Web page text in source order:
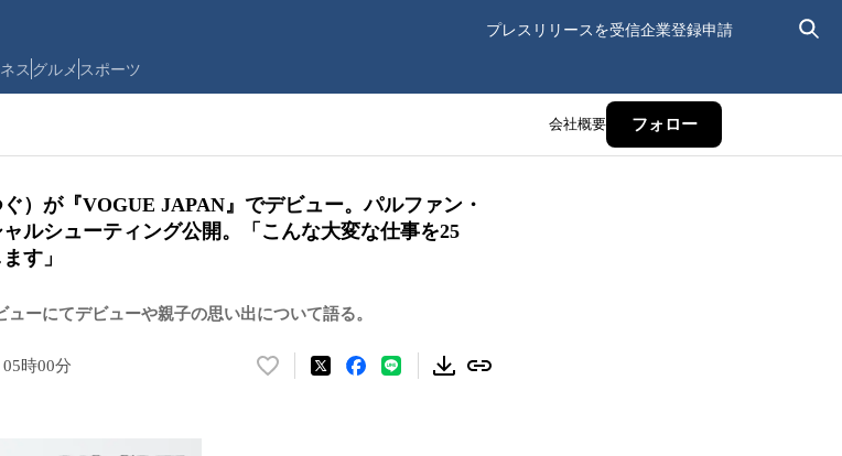
プレスリリースを受信企業登録申請
ス グルメ スポーツ
会社概要 フォロー
）が『VOGUE JAPAN』でデビュー。パルファン・
ルシューティング公開。「こんな大変な仕事を25
す」
ーにてデビューや親子の思い出について語る。
時00分
い